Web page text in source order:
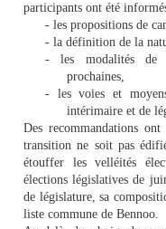
participants ont été
- les propositions de
- la définition de la
- les modalités de
prochaines,
- les voies et
intérimaire et de
Des recommandations
transition ne soit pas
étouffer les velléités
élections législatives de
de législature, sa
liste commune de Bennoo.